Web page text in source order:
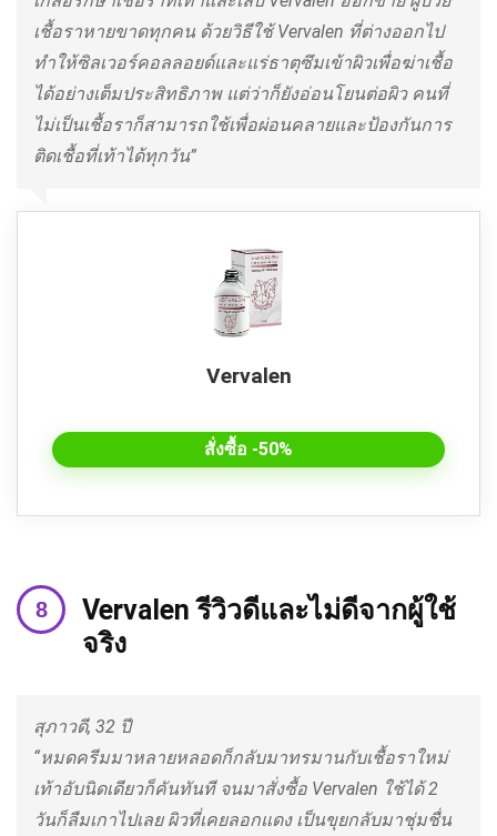
เชื้อราหายขาดทุกคน ด้วยวิธีใช้ Vervalen ที่ต่างออกไป
ทำให้ซิลเวอร์คอลลอยด์และแร่ธาตุซึมเข้าผิวเพื่อฆ่าเชื้อ
ได้อย่างเต็มประสิทธิภาพ แต่ว่าก็ยังอ่อนโยนต่อผิว คนที่
ไม่เป็นเชื้อราก็สามารถใช้เพื่อผ่อนคลายและป้องกันการ
ติดเชื้อที่เท้าได้ทุกวัน”
Vervalen
สั่งซื้อ -50%
Vervalen รีวิวดีและไม่ดีจากผู้ใช้
จริง
สุภาวดี, 32 ปี
“หมดครีมมาหลายหลอดก็กลับมาทรมานกับเชื้อราใหม่
เท้าอับนิดเดียวก็คันทันที จนมาสั่งซื้อ Vervalen ใช้ได้ 2
วันก็ลืมเกาไปเลย ผิวที่เคยลอกแดง เป็นขุยกลับมาชุ่มชื่น